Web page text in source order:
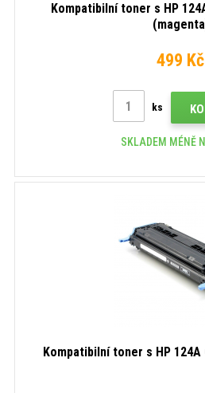
Kompatibilní toner s HP
499 Kč
ks
SKLADEM MÉNĚ
Kompatibilní toner s HP 124A